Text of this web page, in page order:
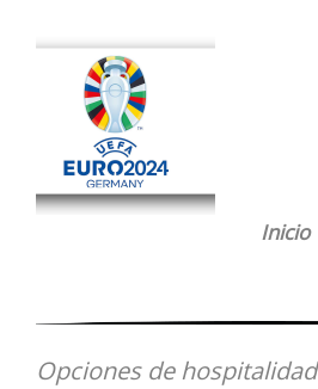
Inicio
Opciones de hospitalidad